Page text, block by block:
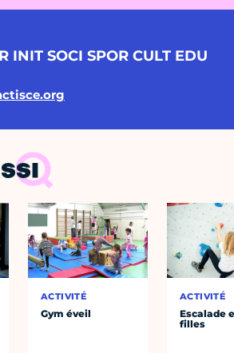
INIT SOCI SPOR CULT EDU
ACTIVITÉ
Gym éveil
ACTIVITÉ
Escalade
filles